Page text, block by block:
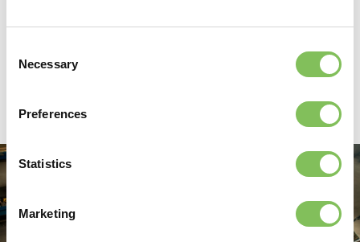
Selection
Necessary
Preferences
Statistics
Marketing
Ook voor jou voeren we graag reparaties en onderhoud uit.
Interesse? Neem contact op met Danny Spronk: 0525 - 63